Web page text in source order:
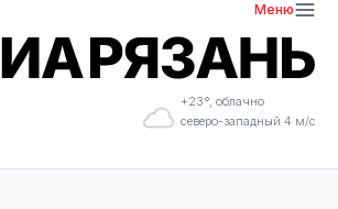
Меню
+23°, облачно
северо-западный 4 м/с